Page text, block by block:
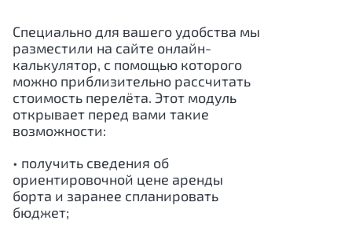
Специально для вашего удобства мы
разместили на сайте онлайн-
калькулятор, с помощью которого
можно приблизительно рассчитать
стоимость перелёта. Этот модуль
открывает перед вами такие
возможности:
• получить сведения об
ориентировочной цене аренды
борта и заранее спланировать
бюджет;